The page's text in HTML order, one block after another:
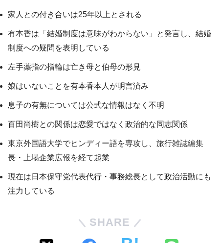
家人との付き合いは25年以上とされる
有本香は「結婚制度は意味がわからない」と発言し、結婚
制度への疑問を表明している
左手薬指の指輪は亡き母と伯母の形見
娘はいないことを有本香本人が明言済み
息子の有無については公式な情報はなく不明
百田尚樹との関係は恋愛ではなく政治的な同志関係
東京外国語大学でヒンディー語を専攻し、旅行雑誌編集
長・上場企業広報を経て起業
現在は日本保守党代表代行・事務総長として政治活動にも
注力している
SHARE